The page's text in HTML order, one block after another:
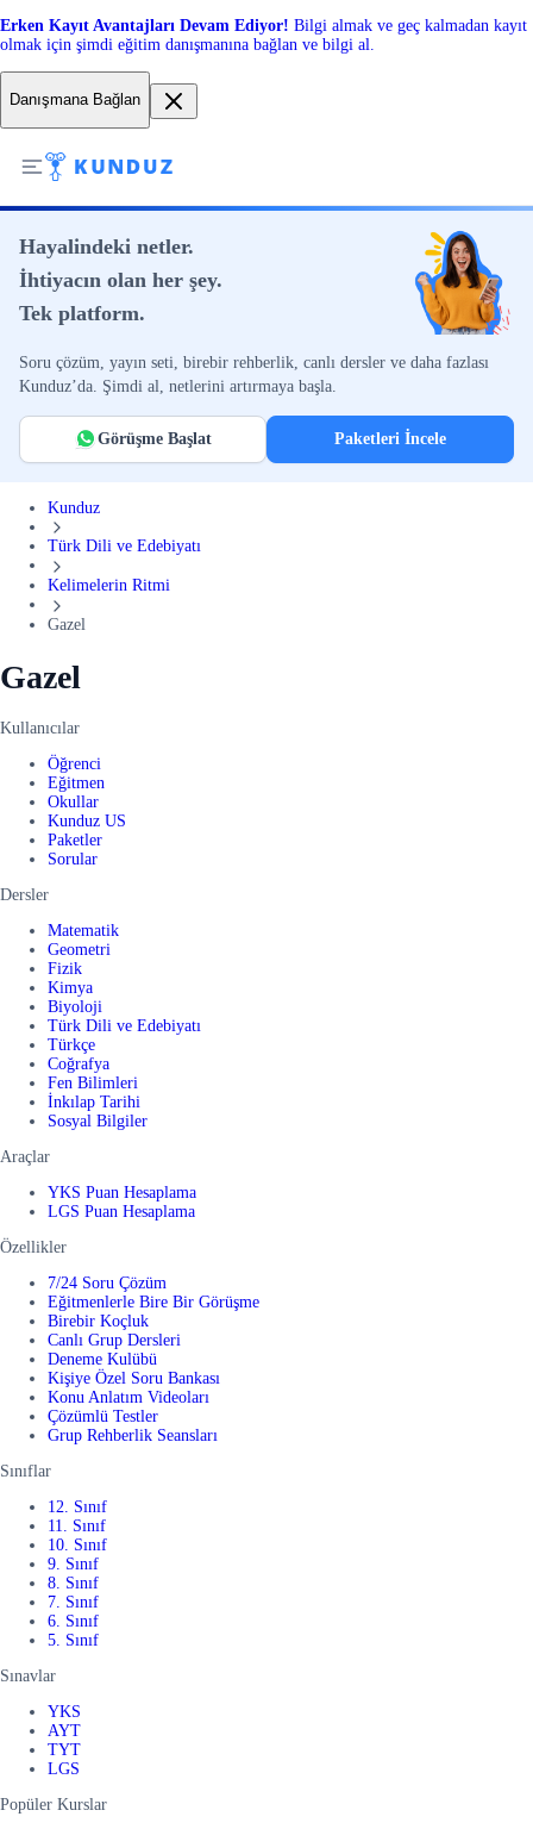
Erken Kayıt Avantajları Devam Ediyor! Bilgi almak ve geç kalmadan kayıt
olmak için şimdi eğitim danışmanına bağlan ve bilgi al.
Danışmana Bağlan
Hayalindeki netler.
İhtiyacın olan her şey.
Tek platform.
Soru çözüm, yayın seti, birebir rehberlik, canlı dersler ve daha fazlası
Kunduz’da. Şimdi al, netlerini artırmaya başla.
Görüşme Başlat Paketleri İncele
Kunduz
Türk Dili ve Edebiyatı
Kelimelerin Ritmi
Gazel
Gazel
Kullanıcılar
Öğrenci
Eğitmen
Okullar
Kunduz US
Paketler
Sorular
Dersler
Matematik
Geometri
Fizik
Kimya
Biyoloji
Türk Dili ve Edebiyatı
Türkçe
Coğrafya
Fen Bilimleri
İnkılap Tarihi
Sosyal Bilgiler
Araçlar
YKS Puan Hesaplama
LGS Puan Hesaplama
Özellikler
7/24 Soru Çözüm
Eğitmenlerle Bire Bir Görüşme
Birebir Koçluk
Canlı Grup Dersleri
Deneme Kulübü
Kişiye Özel Soru Bankası
Konu Anlatım Videoları
Çözümlü Testler
Grup Rehberlik Seansları
Sınıflar
12. Sınıf
11. Sınıf
10. Sınıf
9. Sınıf
8. Sınıf
7. Sınıf
6. Sınıf
5. Sınıf
Sınavlar
YKS
AYT
TYT
LGS
Popüler Kurslar